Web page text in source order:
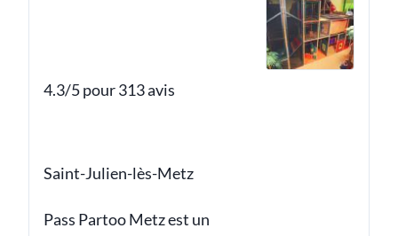
4.3/5 pour 313 avis
Saint-Julien-lès-Metz
Pass Partoo Metz est un